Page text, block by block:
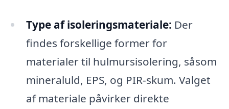
Type af isoleringsmateriale: Der
findes forskellige former for
materialer til hulmursisolering, såsom
mineraluld, EPS, og PIR-skum. Valget
af materiale påvirker direkte